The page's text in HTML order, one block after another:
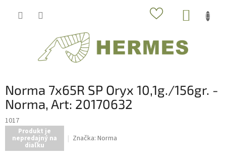
Norma 7x65R SP Oryx 10,1g./156gr. -
Norma, Art: 20170632
1017
Produkt je
nepredajný na
diaľku
Značka: Norma